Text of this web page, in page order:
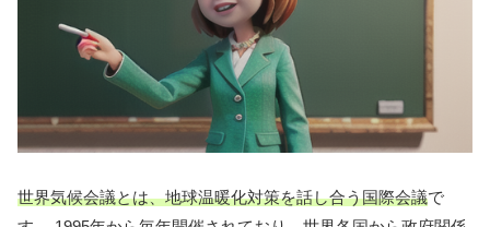
世界気候会議とは、地球温暖化対策を話し合う国際会議で